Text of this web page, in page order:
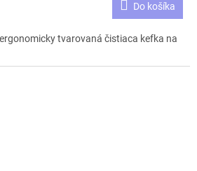
Do košíka
tvarovaná čistiaca kefka na